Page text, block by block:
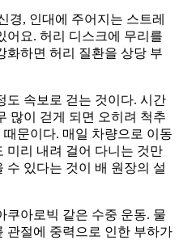
경, 인대에 주어지는 스트레
어요. 허리 디스크에 무리를
화하면 허리 질환을 상당 부
도 속보로 걷는 것이다. 시간
많이 걷게 되면 오히려 척추
문이다. 매일 차량으로 이동
미리 내려 걸어 다니는 것만
수 있다는 것이 배 원장의 설
쿠아로빅 같은 수중 운동. 물
관절에 중력으로 인한 부하가